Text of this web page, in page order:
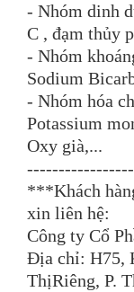
- Nhóm dinh
C , đạm thủy
- Nhóm
Sodium
- Nhóm hóa
Potassium
Oxy già,...
***Khách
xin liên hệ:
Công ty Cổ
Địa chỉ: H75,
ThịRiêng, P.